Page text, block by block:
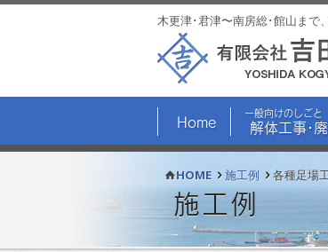
木更津･君津〜南房総･館山まで
Home
一般向けのしごと
解体工事･
HOME 施工例 各種足場
施工例